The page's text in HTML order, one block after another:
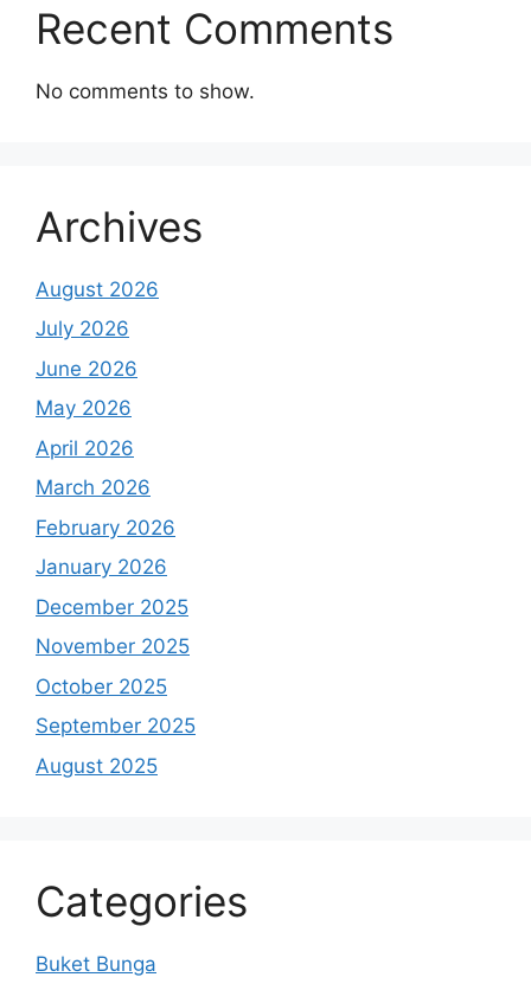
Recent Comments
No comments to show.
Archives
August 2026
July 2026
June 2026
May 2026
April 2026
March 2026
February 2026
January 2026
December 2025
November 2025
October 2025
September 2025
August 2025
Categories
Buket Bunga